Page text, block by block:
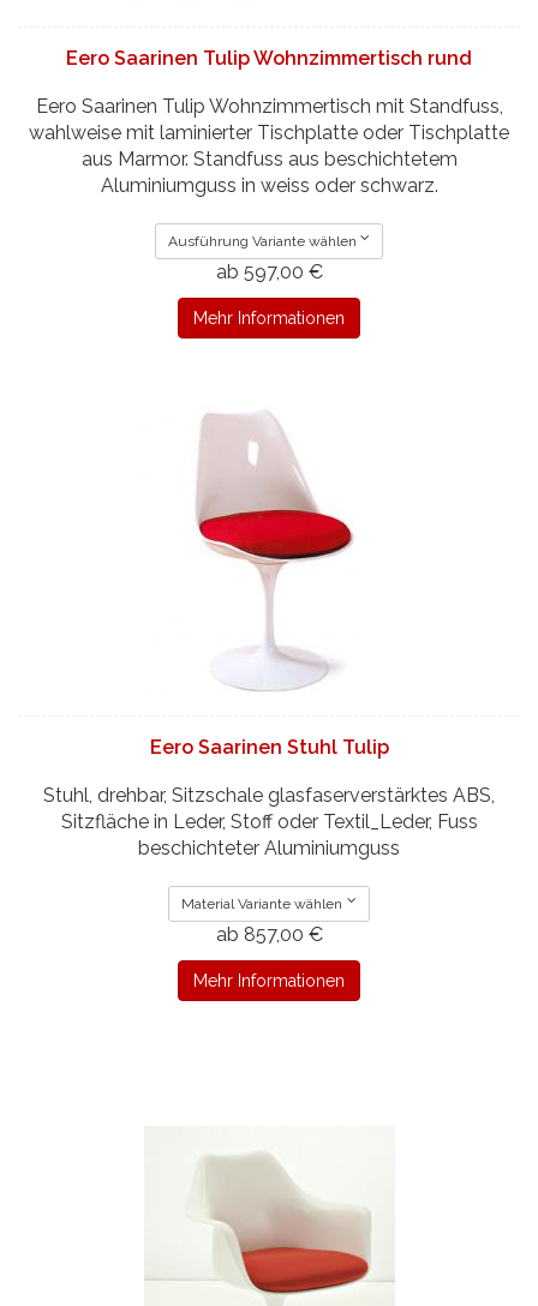
Eero Saarinen Tulip Wohnzimmertisch rund
Eero Saarinen Tulip Wohnzimmertisch mit Standfuss,
wahlweise mit laminierter Tischplatte oder Tischplatte
aus Marmor. Standfuss aus beschichtetem
Aluminiumguss in weiss oder schwarz.
Ausführung Variante wählen
ab 597,00 €
Mehr Informationen
Eero Saarinen Stuhl Tulip
Stuhl, drehbar, Sitzschale glasfaserverstärktes ABS,
Sitzfläche in Leder, Stoff oder Textil_Leder, Fuss
beschichteter Aluminiumguss
Material Variante wählen
ab 857,00 €
Mehr Informationen